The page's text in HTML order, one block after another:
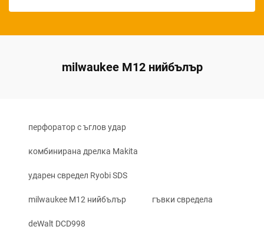
milwaukee M12 нийбълър
перфоратор с ъглов удар
комбинирана дрелка Makita
ударен свредел Ryobi SDS
milwaukee M12 нийбълър гъвки свредела
deWalt DCD998